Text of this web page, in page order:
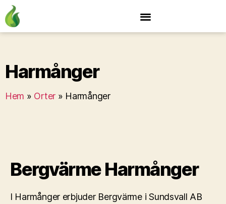
Harmånger
Hem » Orter » Harmånger
Bergvärme Harmånger
I Harmånger erbjuder Bergvärme i Sundsvall AB